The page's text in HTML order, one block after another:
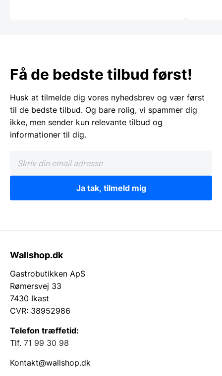
Få de bedste tilbud først!
Husk at tilmelde dig vores nyhedsbrev og vær først
til de bedste tilbud. Og bare rolig, vi spammer dig
ikke, men sender kun relevante tilbud og
informationer til dig.
Ja tak, tilmeld mig
Wallshop.dk
Gastrobutikken ApS
Rømersvej 33
7430 Ikast
CVR: 38952986
Telefon træffetid:
Tlf. 71 99 30 98
Kontakt@wallshop.dk